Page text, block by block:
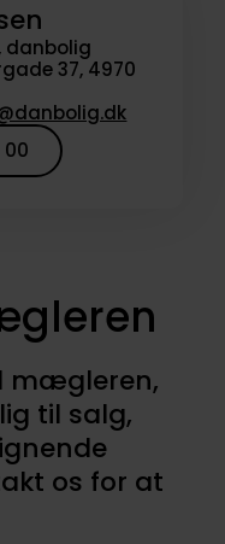
danbolig
37, 4970
00
mægleren,
til salg,
os for at